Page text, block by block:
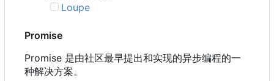
Loupe
Promise
Promise 是由社区最早提出和实现的异步编程的一
种解决方案。